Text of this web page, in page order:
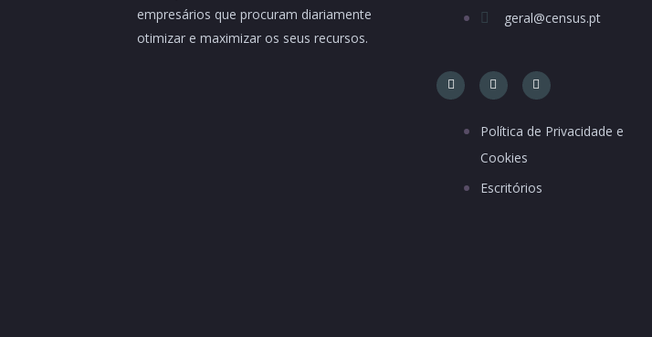
empresários que procuram diariamente
otimizar e maximizar os seus recursos.
geral@census.pt
Política de Privacidade e
Cookies
Escritórios